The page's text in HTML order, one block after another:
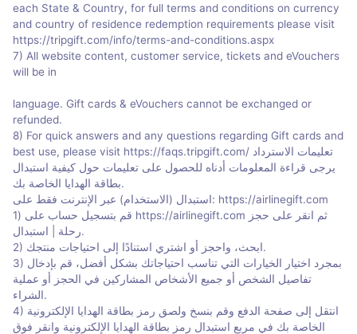
each State & Country, for full terms and conditions on currency
and country of residence redemption requirements please visit
https://tripgift.com/info/terms-and-conditions.aspx
7) All website content, customer service, tickets and eVouchers
will be in
language. Gift cards & eVouchers cannot be exchanged or
refunded.
8) For quick answers and any questions regarding Gift cards and
best use, please visit https://faqs.tripgift.com/ تعليمات الاسترداد
يرجى قراءة المعلومات أدناه للحصول على تعليمات حول كيفية استبدال
بطاقة الهدايا الخاصة بك.
استبدال (الاستخدام) عبر الإنترنت فقط على: https://airlinegift.com
1) قم بتسجيل حساب على https://airlinegift.com ثم انقر على حجز
رحلة | استبدال.
2) ابحث، واحجز أو اشتري استنادًا إلى احتياجات منتجك.
3) بمجرد اختيار الخيارات التي تناسب احتياجاتك بشكل أفضل، قم بإدخال
تفاصيل الشخص أو جميع الأشخاص المشاركين في الحجز أو عملية
الشراء.
4) انتقل إلى صفحة الدفع وقم بنسخ ولصق رمز بطاقة الهدايا الإلكترونية
الخاصة بك في مربع استبدال رمز بطاقة الهدايا الإلكترونية وانقر فوق